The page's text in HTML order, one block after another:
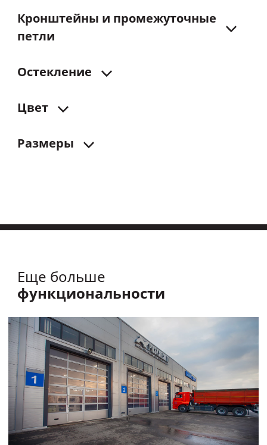
Кронштейны и промежуточные
петли
Остекление
Цвет
Размеры
Еще больше
функциональности